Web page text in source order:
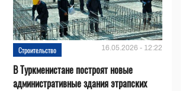
Строительство 16.05.2026 - 12:22
В Туркменистане построят новые
административные здания этрапских